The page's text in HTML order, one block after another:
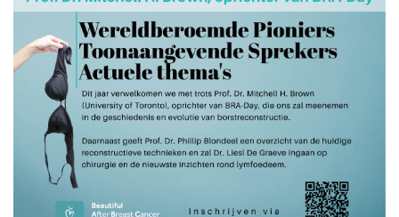
de reconstructie. Er is geen fundamenteler doel van
onze Stichting dan dezeawareness bij de patiënten en
oncologische chirurgen te brengen. Door vooraf een
geïnformeerde beslissing te nemen, blazen we geen
bruggen op voor een latere reconstructie zonder
hierbij het oncologische aspect uit het oog te
verliezen. Uiteraard primeert de overleving en zal de
beslissing van de oncologische chirurg altijd voorgaan.
Op de pagina "Beslissen" staat alle informatie die u
kan verwachten tijdens een eerste consultatie